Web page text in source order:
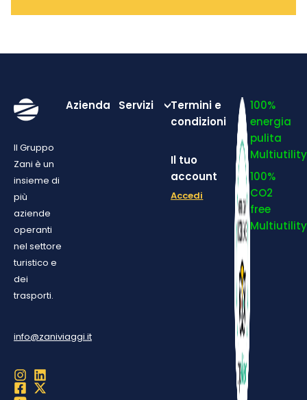
Il Gruppo
Zani è un
insieme di
più
aziende
operanti
nel settore
turistico e
dei
trasporti.
info@zaniviaggi.it
Azienda Servizi
Termini e
condizioni
Il tuo
account
Accedi
100%
energia
pulita
Multiutility
100%
CO2
free
Multiutility